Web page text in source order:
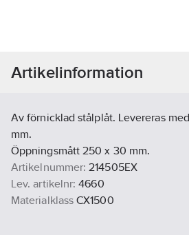
Artikelinformation
Av förnicklad stålplåt. Levereras
mm.
Öppningsmått 250 x 30 mm.
Artikelnummer: 214505EX
Lev. artikelnr: 4660
Materialklass CX1500